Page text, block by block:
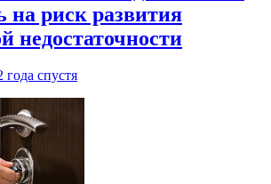
на риск развития
недостаточности
года спустя